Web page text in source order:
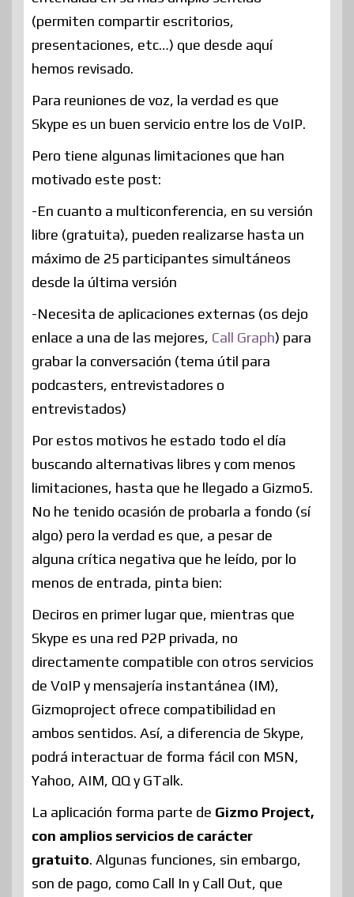
(permiten compartir escritorios,
presentaciones, etc…) que desde aquí
hemos revisado.
Para reuniones de voz, la verdad es que
Skype es un buen servicio entre los de VoIP.
Pero tiene algunas limitaciones que han
motivado este post:
-En cuanto a multiconferencia, en su versión
libre (gratuita), pueden realizarse hasta un
máximo de 25 participantes simultáneos
desde la última versión
-Necesita de aplicaciones externas (os dejo
enlace a una de las mejores, Call Graph) para
grabar la conversación (tema útil para
podcasters, entrevistadores o
entrevistados)
Por estos motivos he estado todo el día
buscando alternativas libres y com menos
limitaciones, hasta que he llegado a Gizmo5.
No he tenido ocasión de probarla a fondo (sí
algo) pero la verdad es que, a pesar de
alguna crítica negativa que he leído, por lo
menos de entrada, pinta bien:
Deciros en primer lugar que, mientras que
Skype es una red P2P privada, no
directamente compatible con otros servicios
de VoIP y mensajería instantánea (IM),
Gizmoproject ofrece compatibilidad en
ambos sentidos. Así, a diferencia de Skype,
podrá interactuar de forma fácil con MSN,
Yahoo, AIM, QQ y GTalk.
La aplicación forma parte de Gizmo Project,
con amplios servicios de carácter
gratuito. Algunas funciones, sin embargo,
son de pago, como Call In y Call Out, que